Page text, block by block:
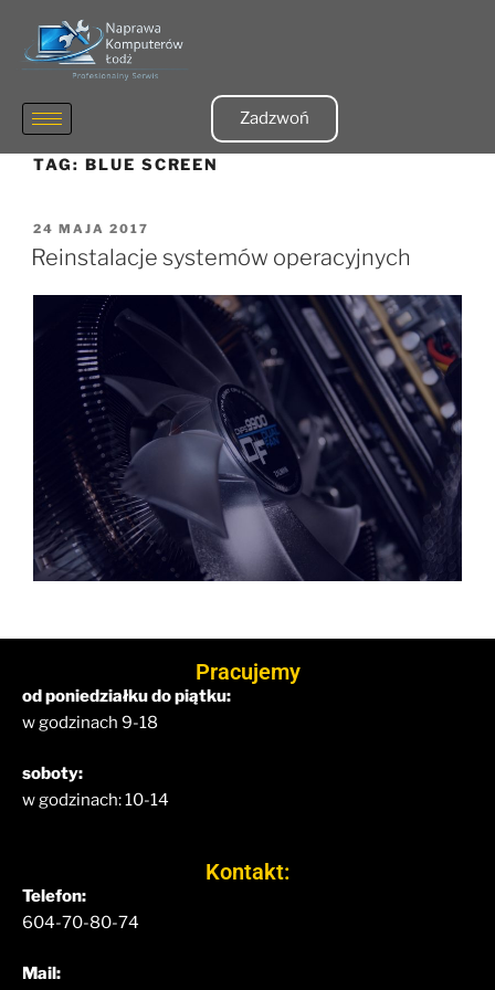
Zadzwoń
TAG: BLUE SCREEN
24 MAJA 2017
Reinstalacje systemów operacyjnych
Pracujemy
od poniedziałku do piątku:
w godzinach 9-18
soboty:
w godzinach: 10-14
Kontakt:
Telefon:
604-70-80-74
Mail: